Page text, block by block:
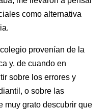
como alternativa
provenían de la
y, de cuando en
sobre los errores y
o sobre las
muy grato descubrir que